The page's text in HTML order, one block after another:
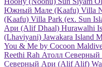
Южный Мале (Kaafu) Villa
(Kaafu) Villa Park (ex. Sun
Ари (Alif Dhaal) Hurawalhi
(Lhaviyani) Jawakara Island
You & Me by Cocoon
Reethi Rah Атолл
Северный Ари (Alif Alif)